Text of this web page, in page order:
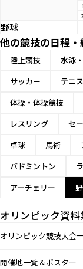
野球
他の競技の日程・
陸上競技 水泳
サッカー
テニス
体操・体操競技
レスリング
セ
卓球
馬術
バドミントン
アーチェリー
オリンピック資料
オリンピック競技大会
開催地一覧＆ポスター